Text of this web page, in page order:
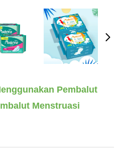
Pembalut
Menstruasi